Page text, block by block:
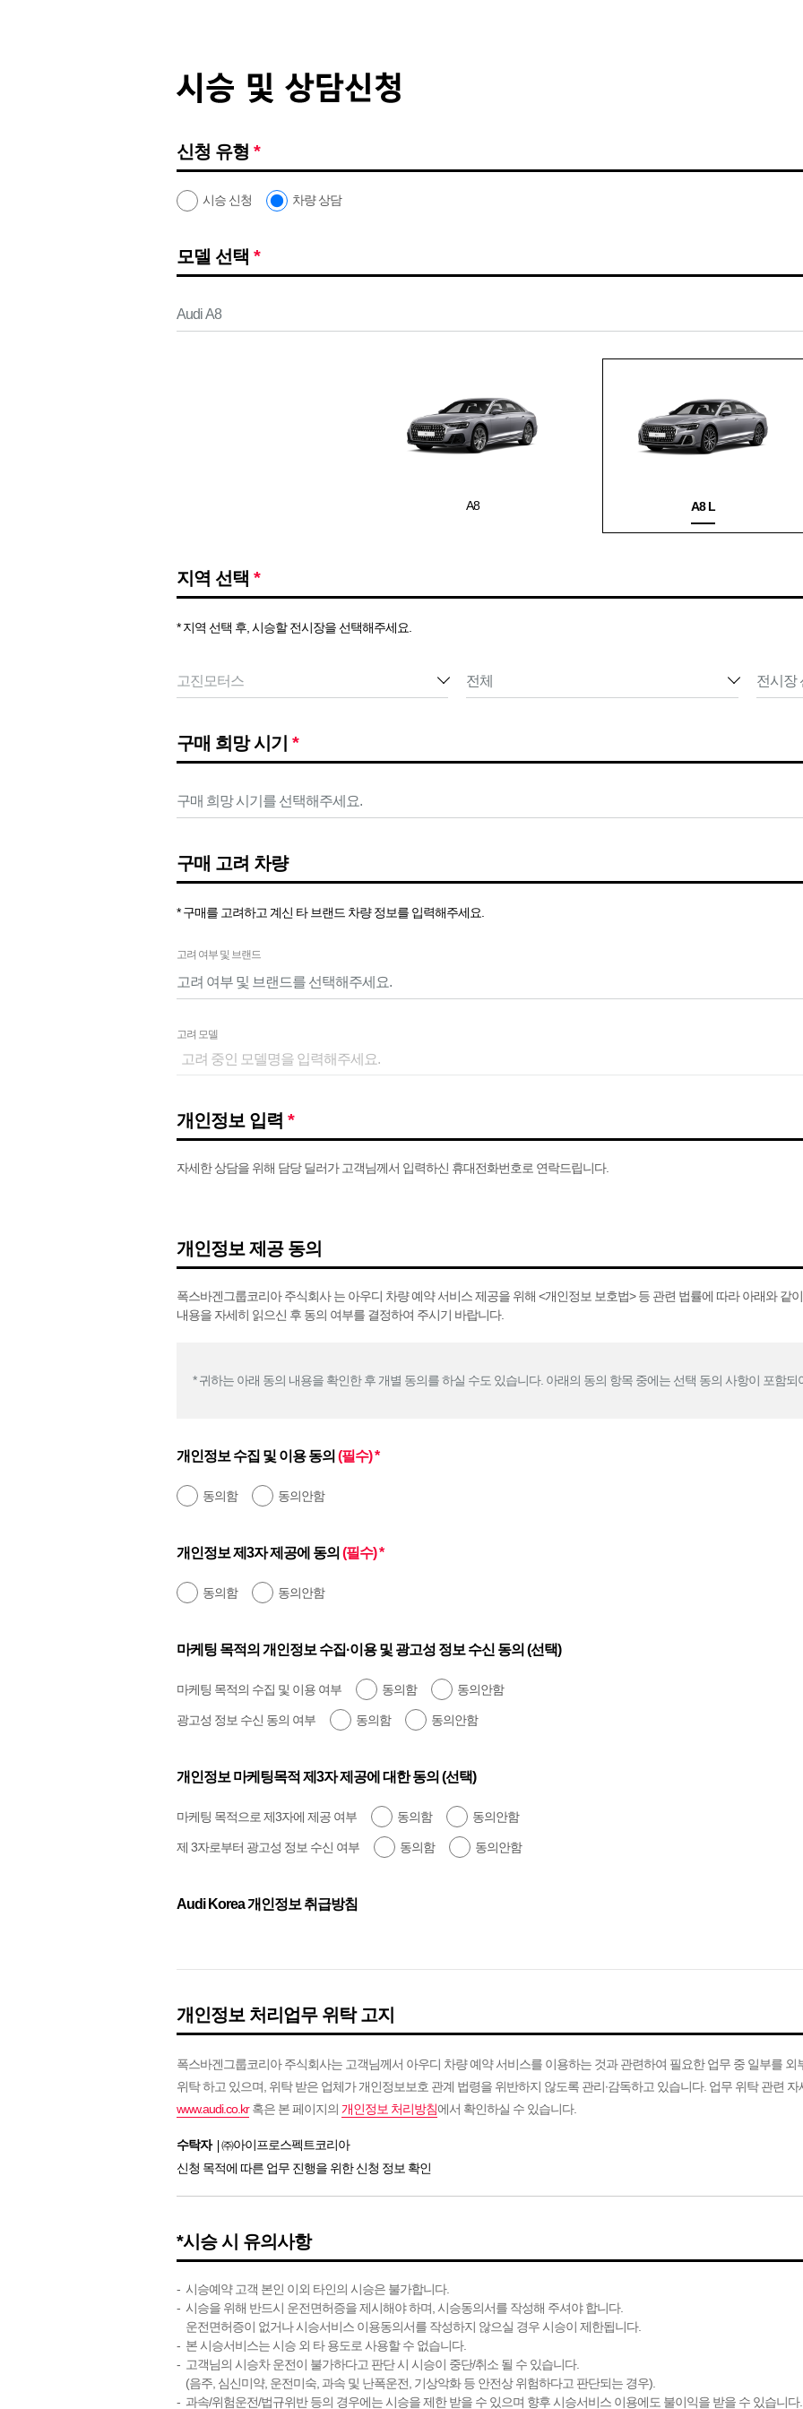
신청 유형 *
시승 신청 차량 상담
모델 선택 *
A8 A8 L
지역 선택 *
* 지역 선택 후, 시승할 전시장을 선택해주세요.
구매 희망 시기 *
구매 고려 차량
* 구매를 고려하고 계신 타 브랜드 차량 정보를 입력해주세요.
고려 여부 및 브랜드
고려 모델
개인정보 입력 *
자세한 상담을 위해 담당 딜러가 고객님께서 입력하신 휴대전화번호로 연락드립니다.
개인정보 제공 동의
폭스바겐그룹코리아 주식회사 는 아우디 차량 예약 서비스 제공을 위해 <개인정보 보호법> 등 관련 법률에 따라 아래와 같
내용을 자세히 읽으신 후 동의 여부를 결정하여 주시기 바랍니다.
* 귀하는 아래 동의 내용을 확인한 후 개별 동의를 하실 수도 있습니다. 아래의 동의 항목 중에는 선택 동의 사항이 포함되
개인정보 수집 및 이용 동의 (필수) *
동의함 동의안함
개인정보 제3자 제공에 동의 (필수) *
동의함 동의안함
마케팅 목적의 개인정보 수집·이용 및 광고성 정보 수신 동의 (선택)
마케팅 목적의 수집 및 이용 여부 동의함 동의안함
광고성 정보 수신 동의 여부 동의함 동의안함
개인정보 마케팅목적 제3자 제공에 대한 동의 (선택)
마케팅 목적으로 제3자에 제공 여부 동의함 동의안함
제 3자로부터 광고성 정보 수신 여부 동의함 동의안함
Audi Korea 개인정보 취급방침
개인정보 처리업무 위탁 고지
폭스바겐그룹코리아 주식회사는 고객님께서 아우디 차량 예약 서비스를 이용하는 것과 관련하여 필요한 업무 중 일부를
위탁 하고 있으며, 위탁 받은 업체가 개인정보보호 관계 법령을 위반하지 않도록 관리∙감독하고 있습니다. 업무 위탁 관련
www.audi.co.kr혹은 본 페이지의 개인정보 처리방침에서 확인하실 수 있습니다.
수탁자
㈜아이프로스펙트코리아
신청 목적에 따른 업무 진행을 위한 신청 정보 확인
*시승 시 유의사항
시승예약 고객 본인 이외 타인의 시승은 불가합니다.
시승을 위해 반드시 운전면허증을 제시해야 하며, 시승동의서를 작성해 주셔야 합니다.
운전면허증이 없거나 시승서비스 이용동의서를 작성하지 않으실 경우 시승이 제한됩니다.
본 시승서비스는 시승 외 타 용도로 사용할 수 없습니다.
고객님의 시승차 운전이 불가하다고 판단 시 시승이 중단/취소 될 수 있습니다.
(음주, 심신미약, 운전미숙, 과속 및 난폭운전, 기상악화 등 안전상 위험하다고 판단되는 경우).
과속/위험운전/법규위반 등의 경우에는 시승을 제한 받을 수 있으며 향후 시승서비스 이용에도 불이익을 받을 수 있습니다.